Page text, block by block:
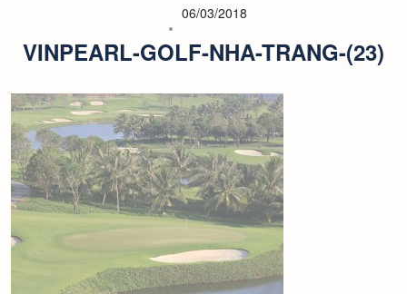
06/03/2018
VINPEARL-GOLF-NHA-TRANG-(23)